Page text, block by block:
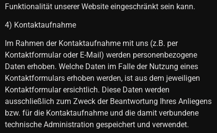
Funktionalität unserer Website eingeschränkt sein kann.
4) Kontaktaufnahme
Im Rahmen der Kontaktaufnahme mit uns (z.B. per
Kontaktformular oder E-Mail) werden personenbezogene
Daten erhoben. Welche Daten im Falle der Nutzung eines
Kontaktformulars erhoben werden, ist aus dem jeweiligen
Kontaktformular ersichtlich. Diese Daten werden
ausschließlich zum Zweck der Beantwortung Ihres Anliegens
bzw. für die Kontaktaufnahme und die damit verbundene
technische Administration gespeichert und verwendet.